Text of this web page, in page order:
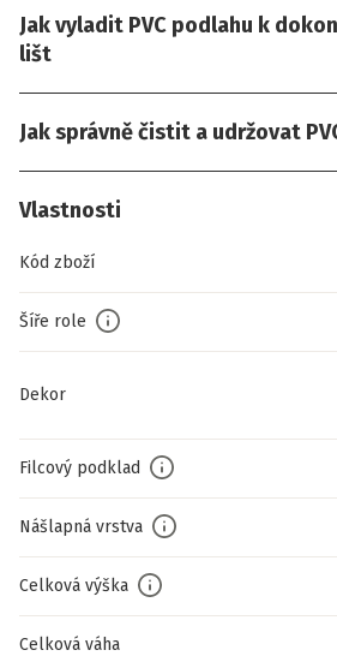
Jak vyladit PVC podlahu k
lišt
Jak správně čistit a udržovat
Vlastnosti
Kód zboží
Šíře role
Dekor
Filcový podklad
Nášlapná vrstva
Celková výška
Celková váha